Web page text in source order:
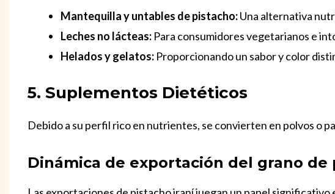
Mantequilla y untables de pistacho:Una alternativa
Leches no lácteas: Para consumidores vegetarianos e
Helados y gelatos: Proporcionando un sabor y color
5. Suplementos Dietéticos
Debido a su perfil rico en nutrientes, se convierten en polvos o
Dinámica de exportación del grano